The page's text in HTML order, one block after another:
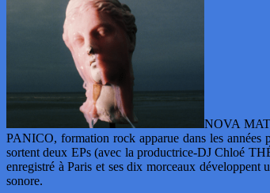
NOVA
PANICO, formation rock apparue dans les années
sortent deux EPs (avec la productrice-DJ Chloé
enregistré à Paris et ses dix morceaux développent
sonore.